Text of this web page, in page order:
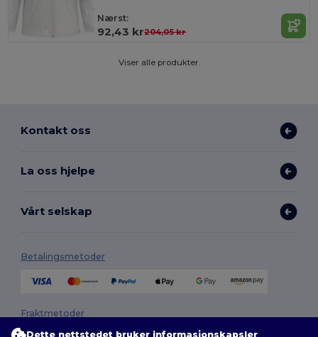
Nærst:
92,43 kr204,05 kr
Viser alle produkter.
Kontakt oss
La oss hjelpe
Vårt selskap
Betalingsmetoder
Fraktmetoder
Dette nettstedet bruker informasjonskapsler